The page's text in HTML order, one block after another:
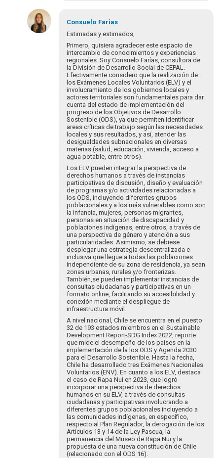
En
respuesta
a
¡Bienvenidos
bienvenidas
Consuelo Farias
Estimadas y estimados,
Primero, quisiera agradecer este espacio de
intercambio de conocimientos y experiencias
regionales. Soy Consuelo Farías, consultora de
la División de Desarrollo Social de CEPAL.
Efectivamente considero que la realización de
los Exámenes Locales Voluntarios (ELV) y el
involucramiento de los gobiernos locales y
actores territoriales son fundamentales para dar
cuenta del estado de implementación del
progreso de los Objetivos de Desarrollo
Sostenible (ODS), ya que permiten identificar
areas críticas de trabajo según las necesidades
locales y sus resultados, y así, atender las
desigualdades subnacionales en diversas
materias (salud, educación, vivienda, acceso a
agua potable, entre otros).
Los ELV pueden integrar la perspectiva de
derechos humanos a través de instancias
participativas de discusión, diseño y evaluación
de programas y/o actividades relacionadas a
los ODS, incluyendo diferentes grupos
poblacionales y a los más vulnerables como son
la infancia, mujeres, personas migrantes,
personas en situación de discapacidad y
poblaciones indígenas, entre otros, a través de
una perspectiva de género y atención a sus
particularidades. Asimismo, se debiese
desplegar una estrategia descentralizada e
inclusiva que llegue a todas las poblaciones
independiente de su zona de residencia, ya sean
zonas urbanas, rurales y/o fronterizas.
También,se pueden implementar instancias de
consultas ciudadanas y participativas en un
formato online, facilitando su accesibilidad y
conexión mediante el despliegue de
infraestructura móvil.
A nivel nacional, Chile se encuentra en el puesto
32 de 193 estados miembros en el Sustainable
Development Report-SDG Index 2022, reporte
que mide el desempeño de los países en la
implementación de la los ODS y Agenda 2030
para el Desarrollo Sostenible. Hasta la fecha,
Chile ha desarrollado tres Exámenes Nacionales
Voluntarios (ENV). En cuanto a los ELV, destaca
el caso de Rapa Nui en 2023, que logró
incorporar una perspectiva de derechos
humanos en su ELV, a través de consultas
ciudadanas y participativas involucrando a
diferentes grupos poblacionales incluyendo a
las comunidades indígenas, en específico,
respecto al Plan Regulador, la derogación de los
Artículos 13 y 14 de la Ley Pascua, la
permanencia del Museo de Rapa Nui y la
propuesta de una nueva constitución de Chile
(relacionado con el ODS 16).